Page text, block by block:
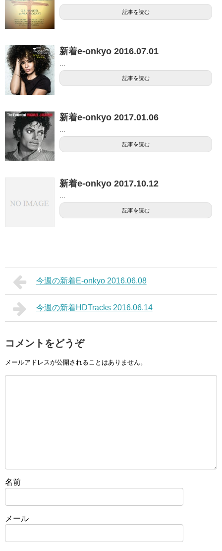
記事を読む
新着e-onkyo 2016.07.01
記事を読む
新着e-onkyo 2017.01.06
記事を読む
新着e-onkyo 2017.10.12
記事を読む
今週の新着E-onkyo 2016.06.08
今週の新着HDTracks 2016.06.14
コメントをどうぞ
メールアドレスが公開されることはありません。
名前
メール